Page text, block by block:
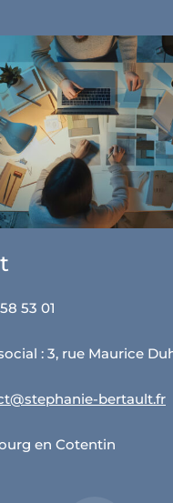
53 01
: 3, rue Maurice
bertault.fr
en Cotentin